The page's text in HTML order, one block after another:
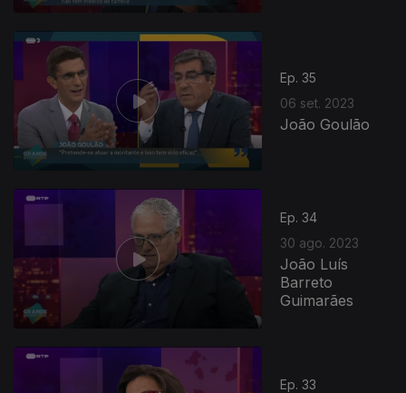
Ep. 35
06 set. 2023
João Goulão
Ep. 34
30 ago. 2023
João Luís
Barreto
Guimarães
Ep. 33